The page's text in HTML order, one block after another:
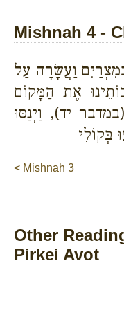
Mishnah 4 -
וַעֲשָׂרָה עַל
אֶת הַמָּקוֹם
יד), וַיְנַסּוּ
בְּקוֹלִי
< Mishnah 3
Other
Pirkei Avot